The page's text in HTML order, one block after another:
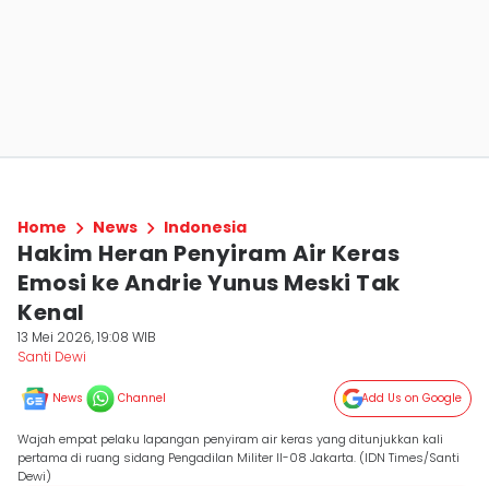
Home News Indonesia
Hakim Heran Penyiram Air Keras
Emosi ke Andrie Yunus Meski Tak
Kenal
13 Mei 2026, 19:08 WIB
Santi Dewi
News Channel Add Us on Google
Wajah empat pelaku lapangan penyiram air keras yang ditunjukkan kali
pertama di ruang sidang Pengadilan Militer II-08 Jakarta. (IDN Times/Santi
Dewi)